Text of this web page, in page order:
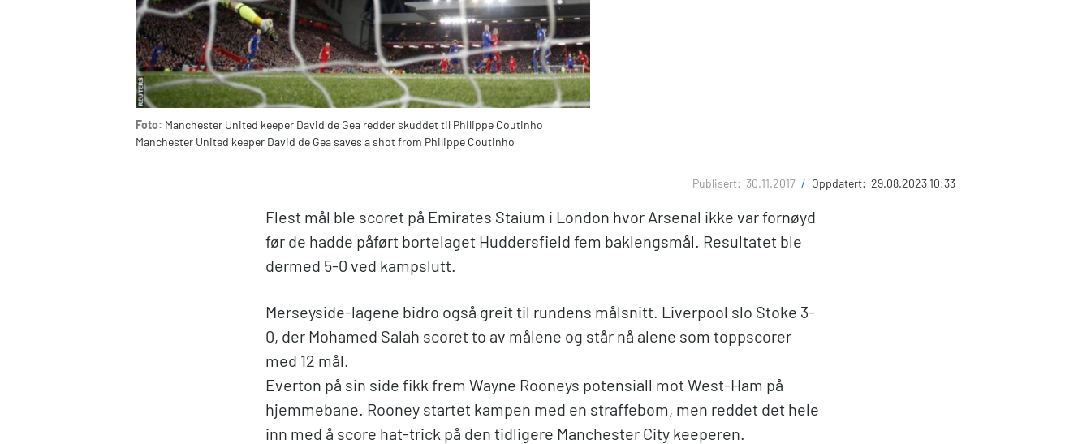
Foto: Manchester United keeper David de Gea redder skuddet til Philippe Coutinho
Manchester United keeper David de Gea saves a shot from Philippe Coutinho
Publisert: 30.11.2017 / Oppdatert: 29.08.2023 10:33
Flest mål ble scoret på Emirates Staium i London hvor Arsenal ikke var fornøyd
før de hadde påført bortelaget Huddersfield fem baklengsmål. Resultatet ble
dermed 5-0 ved kampslutt.
Merseyside-lagene bidro også greit til rundens målsnitt. Liverpool slo Stoke 3-
0, der Mohamed Salah scoret to av målene og står nå alene som toppscorer
med 12 mål.
Everton på sin side fikk frem Wayne Rooneys potensiall mot West-Ham på
hjemmebane. Rooney startet kampen med en straffebom, men reddet det hele
inn med å score hat-trick på den tidligere Manchester City keeperen.